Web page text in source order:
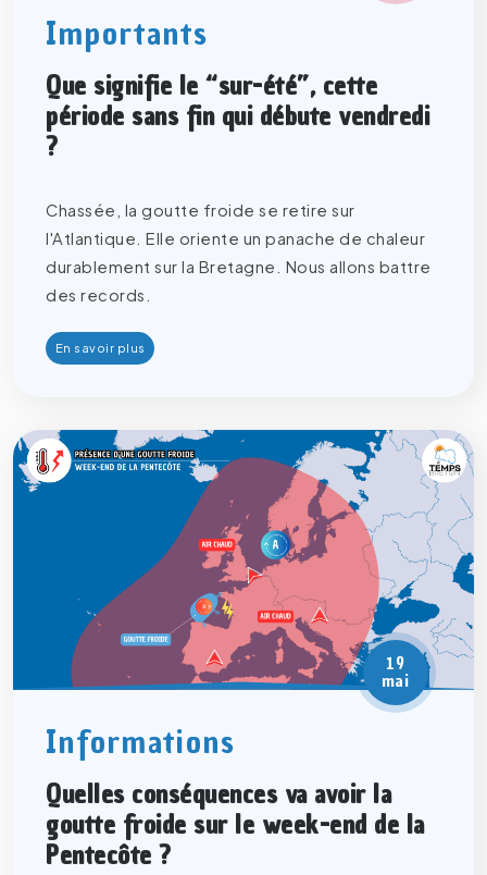
Importants
Que signifie le “sur-été”, cette
période sans fin qui débute vendredi
?
Chassée, la goutte froide se retire sur
l'Atlantique. Elle oriente un panache de chaleur
durablement sur la Bretagne. Nous allons battre
des records.
En savoir plus
19
mai
Informations
Quelles conséquences va avoir la
goutte froide sur le week-end de la
Pentecôte ?